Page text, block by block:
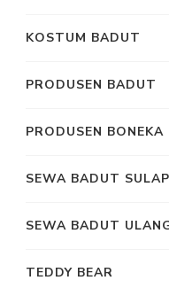
KOSTUM BADUT
PRODUSEN BADUT
PRODUSEN BONEKA
SEWA BADUT SULAP
SEWA BADUT
TEDDY BEAR